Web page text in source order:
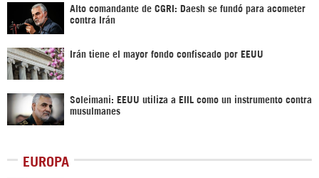
Alto comandante de CGRI: Daesh se fundó para acometer
contra Irán
Irán tiene el mayor fondo confiscado por EEUU
Soleimani: EEUU utiliza a EIIL como un instrumento contra
musulmanes
EUROPA